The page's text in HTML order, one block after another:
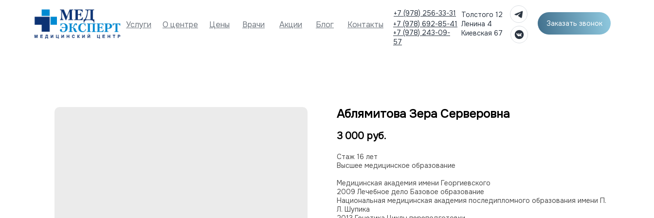
Заказать звонок
Услуги О центре Цены Врачи Акции Блог Контакты
+7 (978) 256-33-31
+7 (978) 692-85-41
+7 (978) 243-09-
57
Толстого 12
Ленина 4
Киевская 67
Аблямитова Зера Серверовна
3 000 руб.
Стаж 16 лет
Высшее медицинское образование
Медицинская академия имени Георгиевского
2009 Лечебное дело Базовое образование
Национальная медицинская академия последипломного образования имени П.
Л. Шупика